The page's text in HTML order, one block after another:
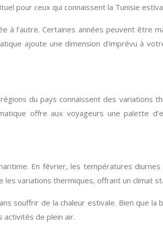
pour ceux qui connaissent la Tunisie
à l’autre. Certaines années peuvent être
ajoute une dimension d’imprévu à
du pays connaissent des variations
offre aux voyageurs une palette
En février, les températures
les variations thermiques, offrant un climat
souffrir de la chaleur estivale. Bien que la
de plein air.